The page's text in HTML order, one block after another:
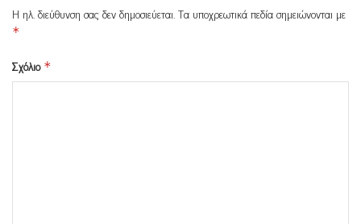
Η ηλ. διεύθυνση σας δεν δημοσιεύεται. Τα υποχρεωτικά πεδία σημειώνονται με
*
Σχόλιο *